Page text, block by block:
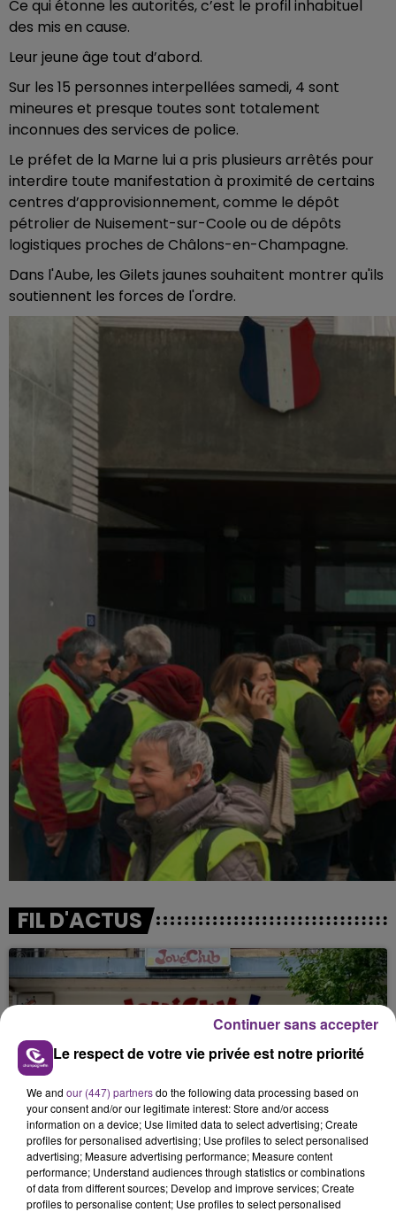
Ce qui étonne les autorités, c’est le profil inhabituel
des mis en cause.
Leur jeune âge tout d’abord.
Sur les 15 personnes interpellées samedi, 4 sont
mineures et presque toutes sont totalement
inconnues des services de police.
Le préfet de la Marne lui a pris plusieurs arrêtés pour
interdire toute manifestation à proximité de certains
centres d’approvisionnement, comme le dépôt
pétrolier de Nuisement-sur-Coole ou de dépôts
logistiques proches de Châlons-en-Champagne.
Dans l'Aube, les Gilets jaunes souhaitent montrer qu'ils
soutiennent les forces de l'ordre.
FIL D'ACTUS
LE MAGASIN JOUÉCLUB DE REIMS FERME
SES PORTES
C'était l'une des institutions du centre-ville
rémois. Le magasin JouéClub est contraint de
fermer ses portes.
Le respect de votre vie privée est notre priorité
We and our (447) partnersdo the following data processing based on
your consent and/or our legitimate interest: Store and/or access
information on a device; Use limited data to select advertising; Create
profiles for personalised advertising; Use profiles to select personalised
advertising; Measure advertising performance; Measure content
performance; Understand audiences through statistics or combinations
of data from different sources; Develop and improve services; Create
profiles to personalise content; Use profiles to select personalised
Continuer sans accepter